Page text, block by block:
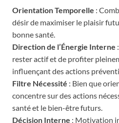
Orientation Temporelle :
désir de maximiser le plaisir
bonne santé.
Direction de l’Énergie Interne
rester actif et de profiter
influençant des actions
Filtre Nécessité : Bien que
concentre sur des actions
santé et le bien-être futurs.
Décision Interne : Motivation